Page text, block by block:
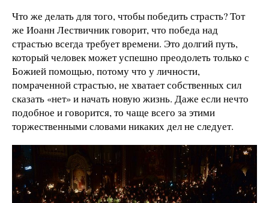
Что же делать для того, чтобы победить страсть? Тот
же Иоанн Лествичник говорит, что победа над
страстью всегда требует времени. Это долгий путь,
который человек может успешно преодолеть только с
Божией помощью, потому что у личности,
помраченной страстью, не хватает собственных сил
сказать «нет» и начать новую жизнь. Даже если нечто
подобное и говорится, то чаще всего за этими
торжественными словами никаких дел не следует.